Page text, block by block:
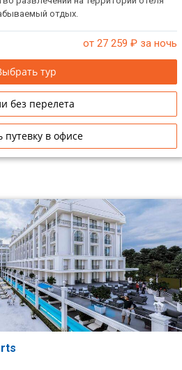
отдых.
от 27 259 ₽ за ночь
тур
без перелета
путевку в офисе